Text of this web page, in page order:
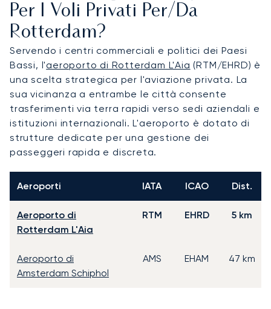
Per I Voli Privati Per/da
Rotterdam?
Servendo i centri commerciali e politici dei Paesi
Bassi, l'aeroporto di Rotterdam L'Aia (RTM/EHRD) è
una scelta strategica per l'aviazione privata. La
sua vicinanza a entrambe le città consente
trasferimenti via terra rapidi verso sedi aziendali e
istituzioni internazionali. L'aeroporto è dotato di
strutture dedicate per una gestione dei
passeggeri rapida e discreta.
Aeroporti IATA ICAO Dist.
Aeroporto di
Rotterdam L'Aia
RTM EHRD 5 km
Aeroporto di
Amsterdam Schiphol
AMS EHAM 47 km